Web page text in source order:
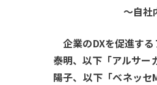
〜自社
企業のDXを促進す
泰明、以下「アルサー
陽子、以下「ベネッセ